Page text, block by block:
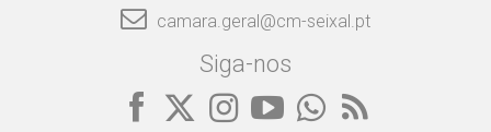
camara.geral@cm-seixal.pt
Siga-nos